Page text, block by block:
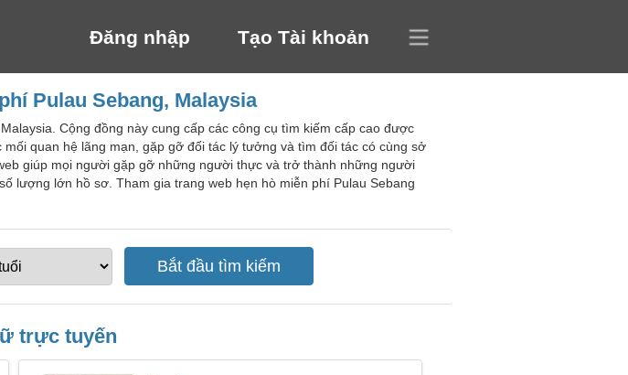
Đăng nhập Tạo Tài khoản
Pulau Sebang, Malaysia
Cộng đồng này cung cấp các công cụ tìm kiếm cấp cao được
quan hệ lãng mạn, gặp gỡ đối tác lý tưởng và tìm đối tác có cùng sở
giúp mọi người gặp gỡ những người thực và trở thành những người
lượng lớn hồ sơ. Tham gia trang web hẹn hò miễn phí Pulau Sebang
trực tuyến